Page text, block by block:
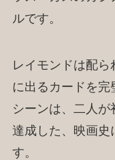
ルです。
レイモンドは配
に出るカードを
シーンは、二人
達成した、映画史
す。